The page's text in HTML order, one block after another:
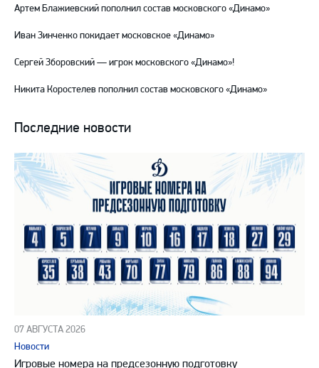
Артем Блажиевский пополнил состав московского «Динамо»
Иван Зинченко покидает московское «Динамо»
Сергей Зборовский — игрок московского «Динамо»!
Никита Коростелев пополнил состав московского «Динамо»
Последние новости
07 АВГУСТА 2026
Новости
Игровые номера на предсезонную подготовку